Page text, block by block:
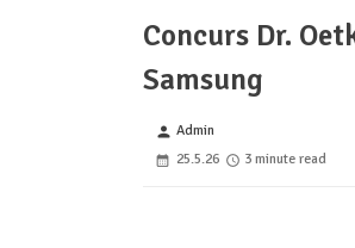
Concurs Dr.
Samsung
person Admin
25.5.26
3 minute read